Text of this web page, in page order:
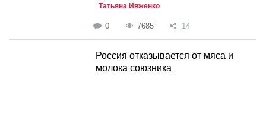
Татьяна Ивженко
0 7685 14
Россия отказывается от мяса и
молока союзника